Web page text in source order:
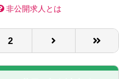
立ち情報
イド
非公開求人とは
2